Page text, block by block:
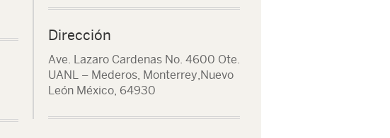
Dirección
Ave. Lazaro Cardenas No. 4600 Ote.
UANL – Mederos, Monterrey,Nuevo
León México, 64930